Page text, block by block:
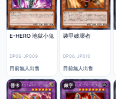
E-HERO 地獄小鬼
DP06-JP009
目前無人出售
裝甲破壞者
DP06-JP010
目前無人出售
普卡 銀字